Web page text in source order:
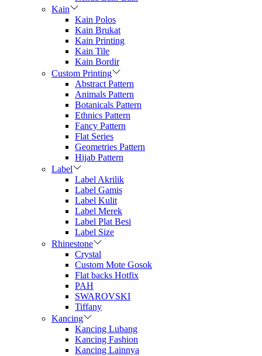
Kain
Kain Polos
Kain Brukat
Kain Printing
Kain Tile
Kain Bordir
Custom Printing
Abstract Pattern
Animals Pattern
Botanicals Pattern
Ethnics Pattern
Fancy Pattern
Flat Series
Geometries Pattern
Hijab Pattern
Label
Label Akrilik
Label Gamis
Label Kulit
Label Merek
Label Plat Besi
Label Size
Rhinestone
Crystal
Custom Mote Gosok
Flat backs Hotfix
PAH
SWAROVSKI
Tiffany
Kancing
Kancing Lubang
Kancing Fashion
Kancing Lainnya